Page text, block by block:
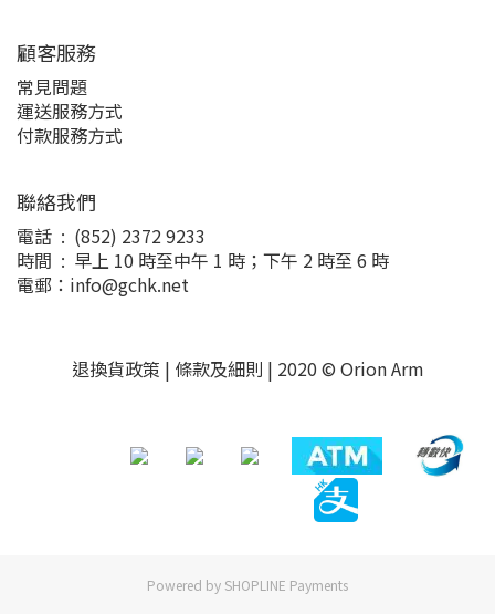
顧客服務
常見問題
運送服務方式
付款服務方式
聯絡我們
電話 : (852) 2372 9233
時間 : 早上 10 時至中午 1 時；下午 2 時至 6 時
電郵：info@gchk.net
退換貨政策 | 條款及細則 | 2020 © Orion Arm
Powered by SHOPLINE Payments